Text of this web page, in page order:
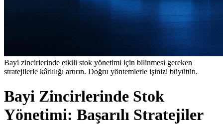
Bayi zincirlerinde etkili stok yönetimi için bilinmesi gereken
stratejilerle kârlılığı artırın. Doğru yöntemlerle işinizi büyütün.
Bayi Zincirlerinde Stok
Yönetimi: Başarılı Stratejiler